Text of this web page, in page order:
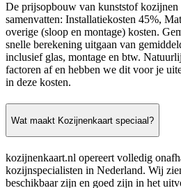
De prijsopbouw van kunststof
samenvatten: Installatiekosten 45%,
overige (sloop en montage) kosten.
snelle berekening uitgaan van
inclusief glas, montage en btw.
factoren af en hebben we dit voor je
in deze kosten.
Wat maakt Kozijnenkaart speciaal?
kozijnenkaart.nl opereert volledig
kozijnspecialisten in Nederland. Wij
beschikbaar zijn en goed zijn in het